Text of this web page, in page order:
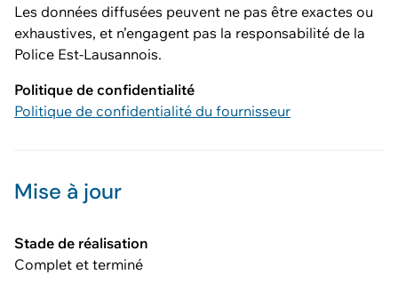
Les données diffusées peuvent ne pas être exactes ou
exhaustives, et n’engagent pas la responsabilité de la
Police Est-Lausannois.
Politique de confidentialité
Politique de confidentialité du fournisseur
Mise à jour
Stade de réalisation
Complet et terminé